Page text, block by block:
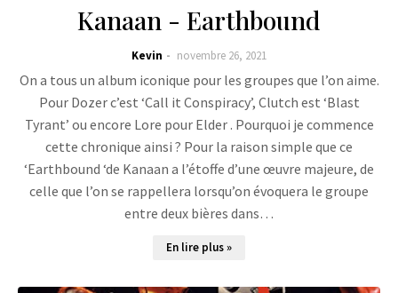
Kanaan - Earthbound
Kevin novembre 26, 2021
On a tous un album iconique pour les groupes que l’on aime.
Pour Dozer c’est ‘Call it Conspiracy’, Clutch est ‘Blast
Tyrant’ ou encore Lore pour Elder . Pourquoi je commence
cette chronique ainsi ? Pour la raison simple que ce
‘Earthbound ‘de Kanaan a l’étoffe d’une œuvre majeure, de
celle que l’on se rappellera lorsqu’on évoquera le groupe
entre deux bières dans…
En lire plus »